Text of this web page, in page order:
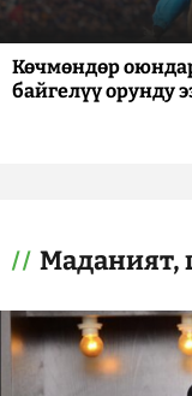
Көчмөндөр
байгелүү орунду
Маданият,